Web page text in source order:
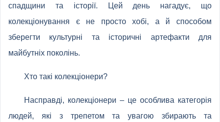
спадщини та історії. Цей день нагадує, що
колекціонування є не просто хобі, а й способом
зберегти культурні та історичні артефакти для
майбутніх поколінь.
Хто такі колекціонери?
Насправді, колекціонери – це особлива категорія
людей, які з трепетом та увагою збирають та